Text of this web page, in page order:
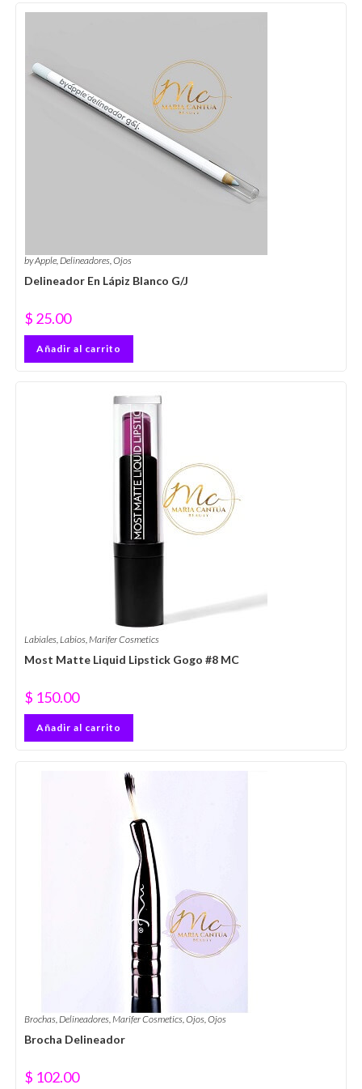
by Apple, Delineadores, Ojos
Delineador En Lápiz Blanco G/J
$ 25.00
Añadir al carrito
Labiales,Labios,Marifer Cosmetics
Most Matte Liquid Lipstick Gogo #8 MC
$ 150.00
Añadir al carrito
Brochas, Delineadores, Marifer Cosmetics, Ojos, Ojos
Brocha Delineador
$ 102.00